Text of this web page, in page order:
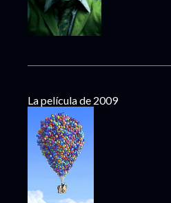
La película de 2009